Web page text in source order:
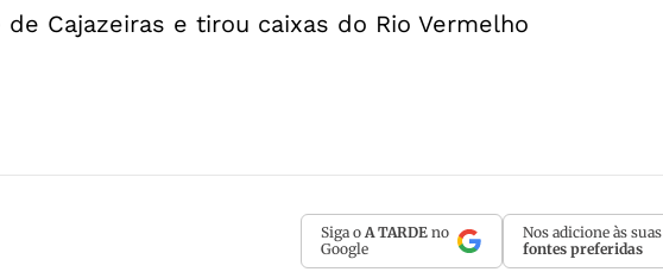
Cajazeiras e tirou caixas do Rio Vermelho
Siga o A TARDE no
Google
Nos adicione às suas
fontes preferidas